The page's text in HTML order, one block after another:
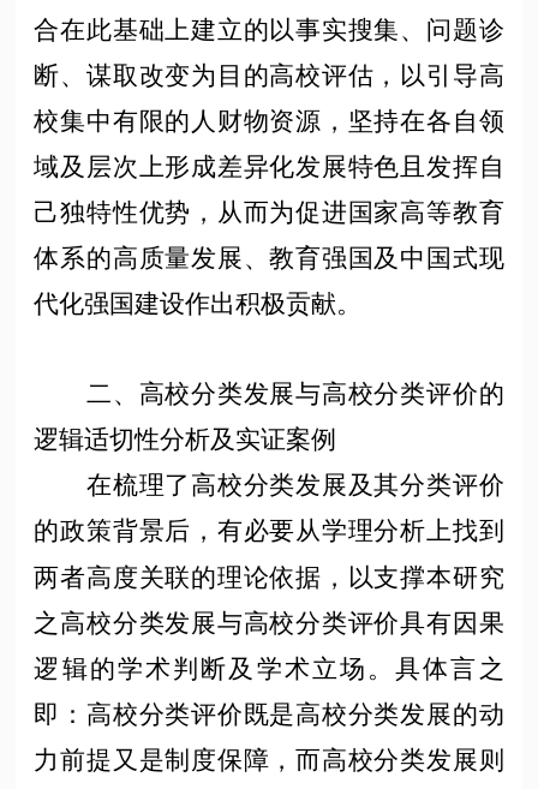
合在此基础上建立的以事实搜集、问题诊
断、谋取改变为目的高校评估，以引导高
校集中有限的人财物资源，坚持在各自领
域及层次上形成差异化发展特色且发挥自
己独特性优势，从而为促进国家高等教育
体系的高质量发展、教育强国及中国式现
代化强国建设作出积极贡献。
二、高校分类发展与高校分类评价的
逻辑适切性分析及实证案例
在梳理了高校分类发展及其分类评价
的政策背景后，有必要从学理分析上找到
两者高度关联的理论依据，以支撑本研究
之高校分类发展与高校分类评价具有因果
逻辑的学术判断及学术立场。具体言之
即：高校分类评价既是高校分类发展的动
力前提又是制度保障，而高校分类发展则